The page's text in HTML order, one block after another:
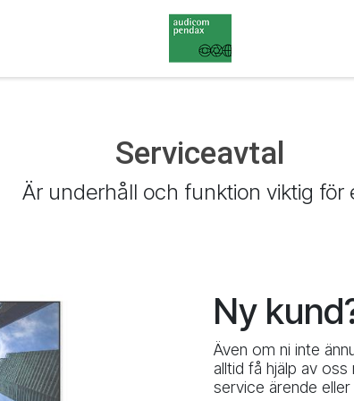
Serviceavtal
Är underhåll och funktion viktig för
Ny
Även om ni inte
alltid få hjälp av
service ärende